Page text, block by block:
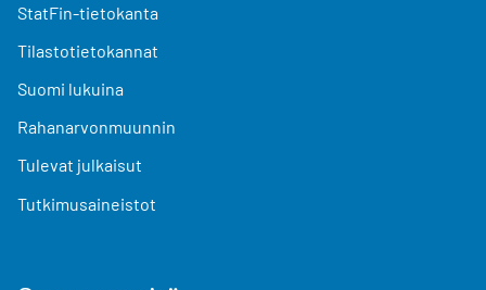
StatFin-tietokanta
Tilastotietokannat
Suomi lukuina
Rahanarvonmuunnin
Tulevat julkaisut
Tutkimusaineistot